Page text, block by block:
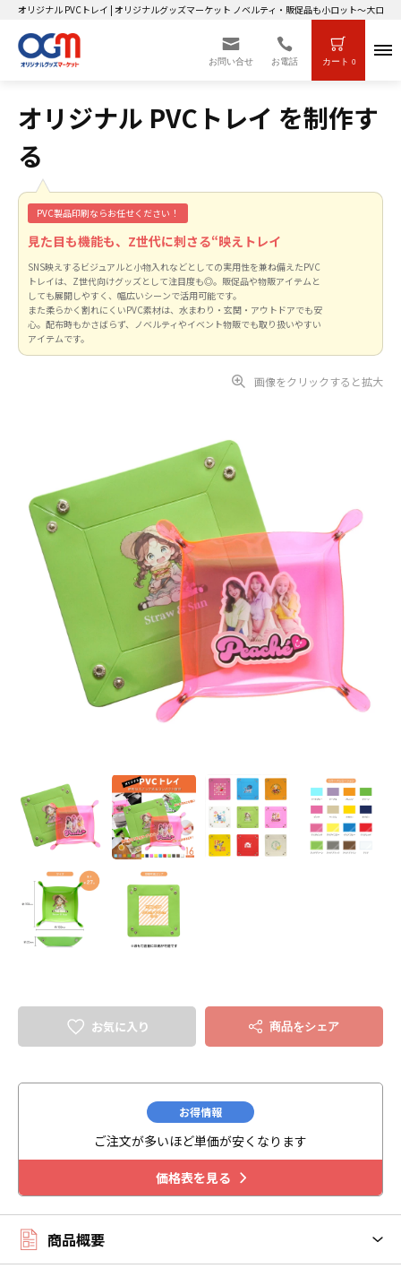
オリジナル PVCトレイ | オリジナルグッズマーケット ノベルティ・販促品も小ロット～大ロッ
お問い合せ お電話 カート 0
オリジナル PVCトレイ を制作す
る
PVC製品印刷ならお任せください！
見た目も機能も、Z世代に刺さる“映えトレイ
SNS映えするビジュアルと小物入れなどとしての実用性を兼ね備えたPVC
トレイは、Z世代向けグッズとして注目度も◎。販促品や物販アイテムと
しても展開しやすく、幅広いシーンで活用可能です。
また柔らかく割れにくいPVC素材は、水まわり・玄関・アウトドアでも安
心。配布時もかさばらず、ノベルティやイベント物販でも取り扱いやすい
アイテムです。
画像をクリックすると拡大
お気に入り 商品をシェア
お得情報
ご注文が多いほど単価が安くなります
価格表を見る
商品概要